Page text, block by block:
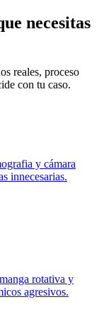
necesitas
reales, proceso
con tu caso.
y cámara
innecesarias.
rotativa y
agresivos.